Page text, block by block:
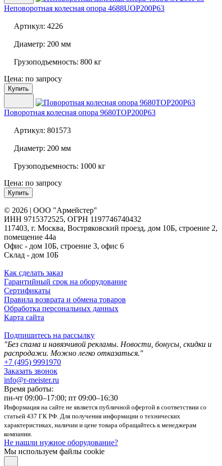
Неповоротная колесная опора 4688UOP200P63
Артикул: 4226
Диаметр: 200 мм
Грузоподъемность: 800 кг
Цена: по запросу
Купить
Поворотная колесная опора 9680TOP200P63
Артикул: 801573
Диаметр: 200 мм
Грузоподъемность: 1000 кг
Цена: по запросу
Купить
© 2026 | ООО "Армейстер"
ИНН 9715372525, ОГРН 1197746740432
117403, г. Москва, Востряковский проезд, дом 10Б, строение 2,
помещение 44а
Офис - дом 10Б, строение 3, офис 6
Склад - дом 10Б
Как сделать заказ
Гарантийный срок на оборудование
Сертификаты
Правила возврата и обмена товаров
Обработка персональных данных
Карта сайта
Подпишитесь на рассылку
"Без спама и навязчивой рекламы. Новости, бонусы, скидки и
распродажи. Можно легко отказаться."
+7 (495) 9991970
Заказать звонок
info@r-meister.ru
Время работы:
пн-чт 09:00–17:00; пт 09:00–16:30
Информация на сайте не является публичной офертой в соответствии со
статьей 437 ГК РФ. Для получения информации о технических
характеристиках, наличии и цене товара обращайтесь к менеджерам
компании.
Не нашли нужное оборудование?
Мы используем файлы cookie